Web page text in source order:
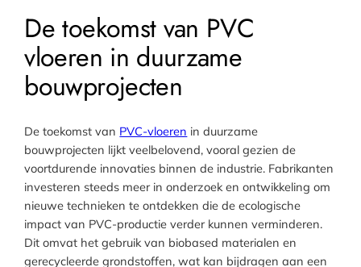
De toekomst van PVC
vloeren in duurzame
bouwprojecten
De toekomst van PVC-vloeren in duurzame
bouwprojecten lijkt veelbelovend, vooral gezien de
voortdurende innovaties binnen de industrie. Fabrikanten
investeren steeds meer in onderzoek en ontwikkeling om
nieuwe technieken te ontdekken die de ecologische
impact van PVC-productie verder kunnen verminderen.
Dit omvat het gebruik van biobased materialen en
gerecycleerde grondstoffen, wat kan bijdragen aan een